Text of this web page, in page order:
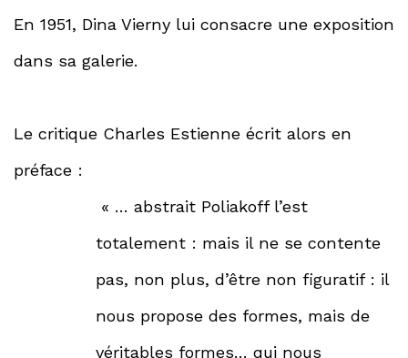
En 1951, Dina Vierny lui consacre une exposition
dans sa galerie.
Le critique Charles Estienne écrit alors en
préface :
« … abstrait Poliakoff l’est
totalement : mais il ne se contente
pas, non plus, d’être non figuratif : il
nous propose des formes, mais de
véritables formes… qui nous